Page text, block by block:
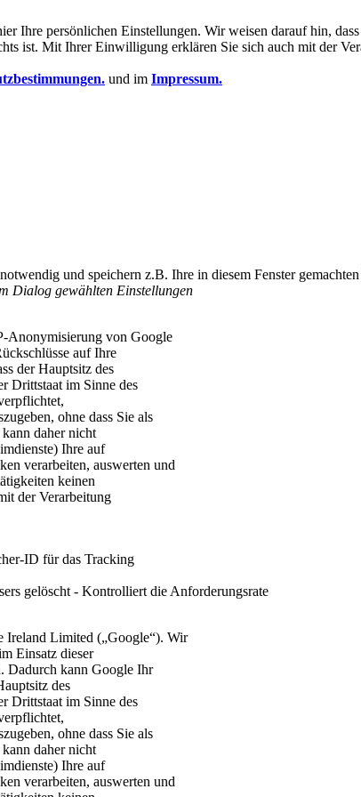
Ihre persönlichen Einstellungen. Wir weisen darauf hin,
ist. Mit Ihrer Einwilligung erklären Sie sich auch mit der
und im Impressum.
und speichern z.B. Ihre in diesem Fenster
Dialog gewählten Einstellungen
Anonymisierung von Google
auf Ihre
der Hauptsitz des
Drittstaat im Sinne des
ohne dass Sie als
daher nicht
Ihre auf
verarbeiten, auswerten und
keinen
der Verarbeitung
ID für das Tracking
gelöscht - Kontrolliert die Anforderungsrate
Ireland Limited („Google“). Wir
Einsatz dieser
Dadurch kann Google Ihr
des
Drittstaat im Sinne des
ohne dass Sie als
daher nicht
Ihre auf
verarbeiten, auswerten und